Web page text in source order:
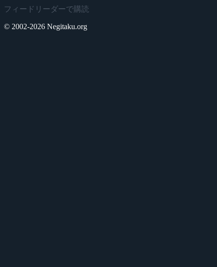
フィードリーダーで購読
© 2002-2026 Negitaku.org